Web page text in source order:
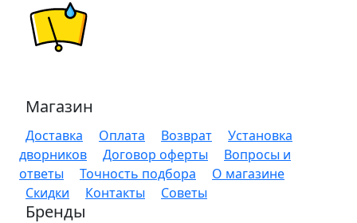
Магазин
Доставка Оплата Возврат
Установка
дворников
Договор оферты
Вопросы и
ответы
Точность подбора
О магазине
Скидки
Контакты Советы
Бренды